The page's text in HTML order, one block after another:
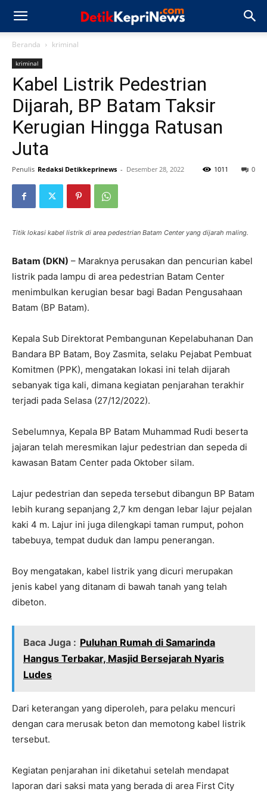
Beranda kriminal
kriminal
Kabel Listrik Pedestrian
Dijarah, BP Batam Taksir
Kerugian Hingga Ratusan
Juta
Penulis Redaksi Detikkeprinews - Desember 28, 2022 0
1011
Titik lokasi kabel listrik di area pedestrian Batam Center yang dijarah maling.
Batam (DKN) – Maraknya perusakan dan pencurian kabel
listrik pada lampu di area pedestrian Batam Center
menimbulkan kerugian besar bagi Badan Pengusahaan
Batam (BP Batam).
Kepala Sub Direktorat Pembangunan Kepelabuhanan Dan
Bandara BP Batam, Boy Zasmita, selaku Pejabat Pembuat
Komitmen (PPK), mengatakan lokasi ini telah dijarah
sebanyak tiga kali, dimana kegiatan penjarahan terakhir
terjadi pada Selasa (27/12/2022).
Sebelumnya, Kepala BP Batam Muhammad Rudi beserta
jajaran telah meresmikan lajur pedestrian dan sepeda di
kawasan Batam Center pada Oktober silam.
Lajur pedestrian dan sepeda tersebut dibangun BP Batam
lebih kurang sepanjang 2,7 km dengan lebar lajur pejalan
kaki 4 m. Lajur ini juga dilengkapi taman rumput, pohon
tabebuya, tempat duduk dan lampu penerangan.
Boy mengatakan, kabel listrik yang dicuri merupakan
jenis kabel yang ditanam di bawah tanah yang telah
dibeton.
Baca Juga : Puluhan Rumah di Samarinda
Hangus Terbakar, Masjid Bersejarah Nyaris
Ludes
Dari keterangan yang diperoleh, para pelaku mencuri
dengan cara merusak beton dan memotong kabel listrik
tersebut.
Kegiatan penjarahan ini diketahui setelah mendapat
laporan dari saksi mata yang berada di area First City